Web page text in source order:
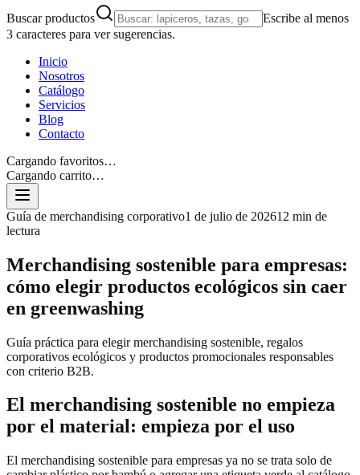
Buscar productos
Escribe al menos
3 caracteres para ver sugerencias.
Inicio
Nosotros
Catálogo
Servicios
Blog
Contacto
Cargando favoritos…
Cargando carrito…
Guía de merchandising corporativo1 de julio de 202612 min de
lectura
Merchandising sostenible para empresas:
cómo elegir productos ecológicos sin caer
en greenwashing
Guía práctica para elegir merchandising sostenible, regalos
corporativos ecológicos y productos promocionales responsables
con criterio B2B.
El merchandising sostenible no empieza
por el material: empieza por el uso
El merchandising sostenible para empresas ya no se trata solo de